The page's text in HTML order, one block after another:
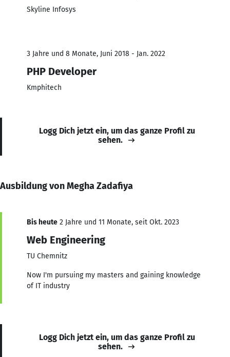
Skyline Infosys
3 Jahre und 8 Monate, Juni 2018 - Jan. 2022
PHP Developer
Kmphitech
Logg Dich jetzt ein, um das ganze Profil zu
sehen.
Ausbildung von Megha Zadafiya
Bis heute 2 Jahre und 11 Monate, seit Okt. 2023
Web Engineering
TU Chemnitz
Now I'm pursuing my masters and gaining knowledge
of IT industry
Logg Dich jetzt ein, um das ganze Profil zu
sehen.